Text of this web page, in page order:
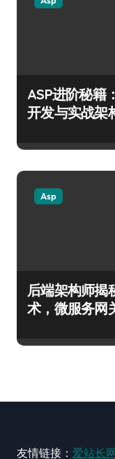
ASP进阶秘籍
开发与实战架
Asp
后端架构师揭
术，微服务网
友情链接： 爱站长